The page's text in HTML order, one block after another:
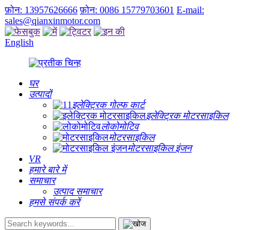
फ़ोन: 13957626666 फ़ोन: 0086 15779703601 E-mail:
sales@qianxinmotor.com
English
घर
उत्पादों
इलेक्ट्रिक गोल्फ कार्ट
इलेक्ट्रिक मोटरसाइकिल
लोकोमोटिव
मोटरसाइकिल
मोटरसाइकिल इंजन
VR
हमारे बारे में
समाचार
उत्पाद समाचार
हमसे संपर्क करें